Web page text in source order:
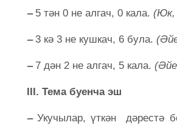
‒ 5 тән 0 не алгач, 0 кала. (Юк,
‒3 кә 3 не кушкач, 6 була.
‒ 7 дән 2 не алгач, 5 кала.
III. Тема буенча эш
‒Укучылар, үткән дәрестә